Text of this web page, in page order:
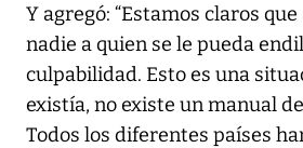
Y agregó: “Estamos claros
nadie a quien se le pueda
culpabilidad. Esto es una
existía, no existe un manual
Todos los diferentes países